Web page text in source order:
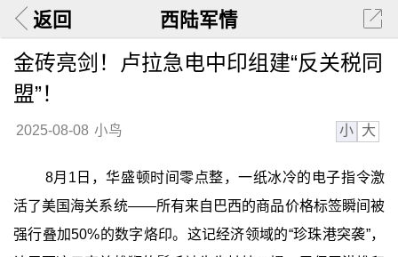
返回 西陆军情
金砖亮剑！卢拉急电中印组建“反关税同
盟”！
2025-08-08 小鸟 小 大
8月1日，华盛顿时间零点整，一纸冰冷的电子指令激
活了美国海关系统——所有来自巴西的商品价格标签瞬间被
强行叠加50%的数字烙印。这记经济领域的“珍珠港突袭”，